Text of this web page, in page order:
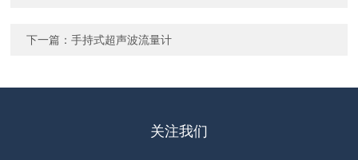
下一篇：手持式超声波流量计
关注我们